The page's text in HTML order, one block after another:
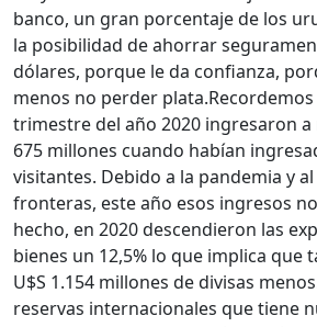
banco, un gran porcentaje de los
la posibilidad de ahorrar
dólares, porque le da confianza,
menos no perder plata.
trimestre del año 2020 ingresaron a
675 millones cuando habían
visitantes. Debido a la pandemia y
fronteras, este año esos ingresos
hecho, en 2020 descendieron las
bienes un 12,5% lo que implica que
U$S 1.154 millones de divisas
reservas internacionales que tiene